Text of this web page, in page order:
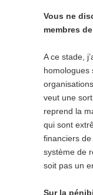
Vous ne
membres
A ce stade,
homologues
veut une
reprend la
qui sont
financiers
système de
soit pas un
Sur la